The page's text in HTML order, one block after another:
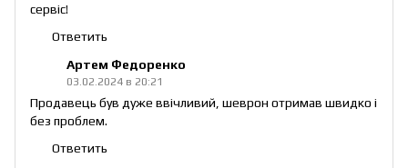
сервіс!
Ответить
Артем Федоренко
03.02.2024 в 20:21
Продавець був дуже ввічливий, шеврон отримав швидко і
без проблем.
Ответить